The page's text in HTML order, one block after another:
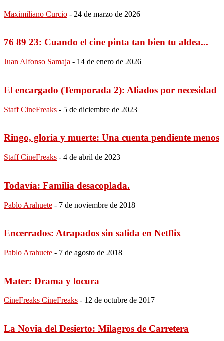
Maximiliano Curcio - 24 de marzo de 2026
76 89 23: Cuando el cine pinta tan bien tu aldea...
Juan Alfonso Samaja - 14 de enero de 2026
El encargado (Temporada 2): Aliados por necesidad
Staff CineFreaks - 5 de diciembre de 2023
Ringo, gloria y muerte: Una cuenta pendiente menos
Staff CineFreaks - 4 de abril de 2023
Todavía: Familia desacoplada.
Pablo Arahuete - 7 de noviembre de 2018
Encerrados: Atrapados sin salida en Netflix
Pablo Arahuete - 7 de agosto de 2018
Mater: Drama y locura
CineFreaks CineFreaks - 12 de octubre de 2017
La Novia del Desierto: Milagros de Carretera